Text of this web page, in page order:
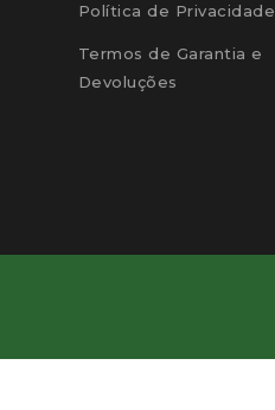
Política de Privacidade
Termos de Garantia e
Devoluções